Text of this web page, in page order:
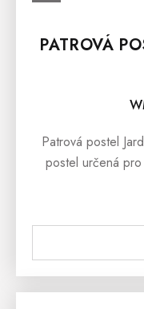
PATROVÁ
Patrová postel
postel určená